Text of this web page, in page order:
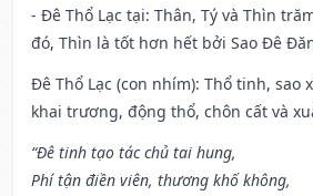
- Đê Thổ Lạc tại: Thân, Tý và Thìn
đó, Thìn là tốt hơn hết bởi Sao Đê
Đê Thổ Lạc (con nhím): Thổ tinh, sao
khai trương, động thổ, chôn cất và
“Đê tinh tạo tác chủ tai hung,
Phí tận điền viên, thương khố không,